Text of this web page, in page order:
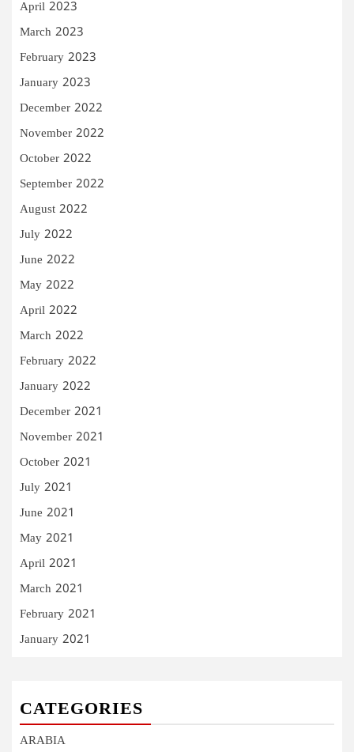
April 2023
March 2023
February 2023
January 2023
December 2022
November 2022
October 2022
September 2022
August 2022
July 2022
June 2022
May 2022
April 2022
March 2022
February 2022
January 2022
December 2021
November 2021
October 2021
July 2021
June 2021
May 2021
April 2021
March 2021
February 2021
January 2021
CATEGORIES
ARABIA